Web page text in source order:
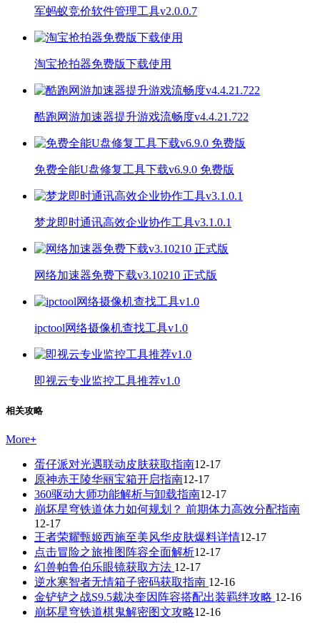
军蚂蚁竞价软件管理工具v2.0.0.7
淘宝抢拍器免费版下载使用
酷跑网游加速器提升游戏流畅度v4.4.21.722
免费全能U盘修复工具下载v6.9.0 免费版
梦龙即时通讯高效企业协作工具v3.1.0.1
网络加速器免费下载v3.10210 正式版
ipctool网络摄像机查找工具v1.0
即视云专业监控工具推荐v1.0
相关攻略
More+
蛋仔派对光遇联动皮肤获取指南12-17
原神赤王陵华丽宝箱开启指南12-17
360驱动大师功能解析与卸载指南12-17
崩坏星穹铁道体力如何规划？ 前期体力高效分配指南
12-17
王者荣耀甄姬西施至美风华皮肤爆料详情12-17
点击冒险之旅推图阵容全面解析12-17
幻兽帕鲁伯乐眼镜获取方法 12-17
逆水寒智者无情箱子密码获取指南 12-16
金铲铲之战S9.5裁决奎因阵容搭配出装羁绊攻略 12-16
崩坏星穹铁道棋鬼解密图文攻略12-16